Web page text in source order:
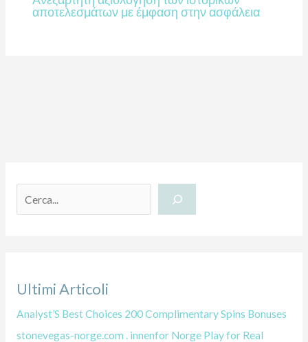
αποτελεσμάτων με έμφαση στην ασφάλεια
r
Ultimi Articoli
Analyst’S Best Choices 200 Complimentary Spins Bonuses
stonevegas-norge.com . innenfor Norge Play for Real